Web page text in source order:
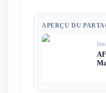
APERÇU DU